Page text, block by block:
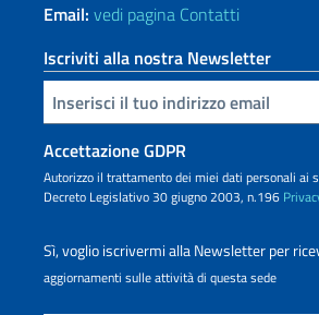
Email: vedi pagina Contatti
Iscriviti alla nostra Newsletter
Inserisci la tua email
Accettazione GDPR
Autorizzo il trattamento dei miei dati personali ai
Decreto Legislativo 30 giugno 2003, n.196
Sì, voglio iscrivermi alla Newsletter per
aggiornamenti sulle attività di questa sede